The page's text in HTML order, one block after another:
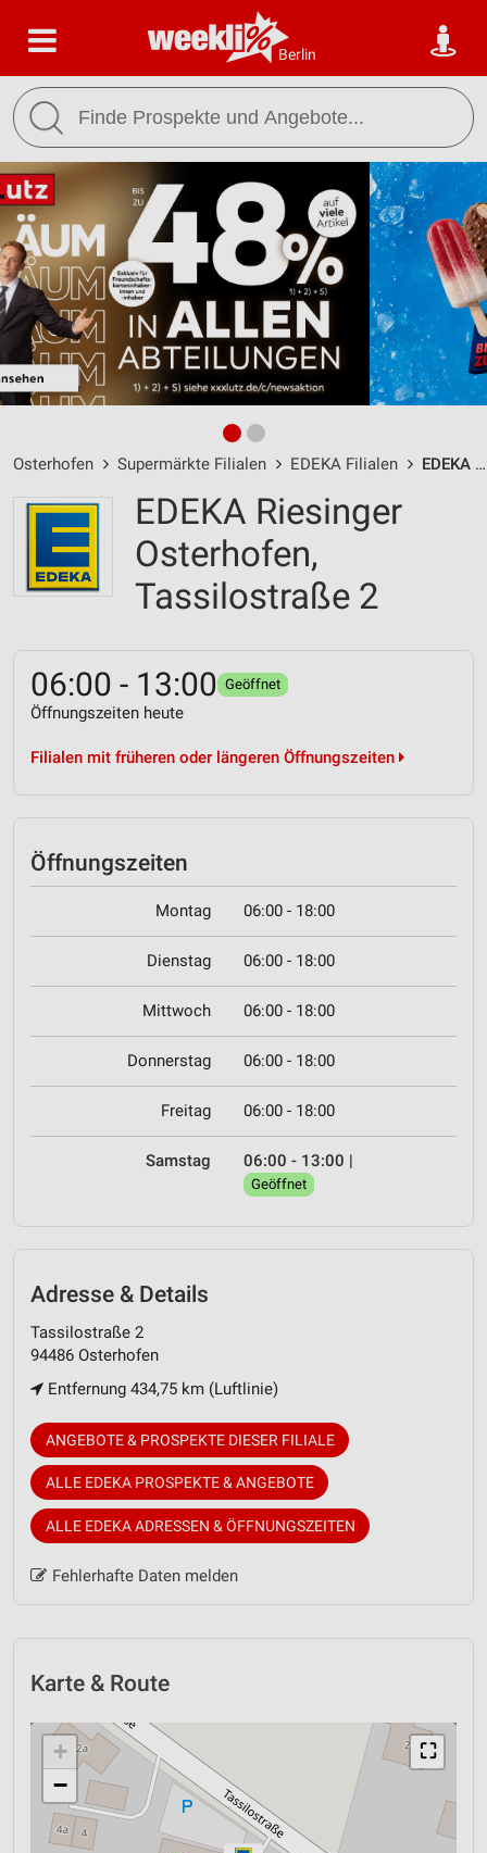
Berlin
Osterhofen Supermärkte Filialen EDEKA Filialen EDEKA Riesinger Osterhofen / Tassilostraße 2 - Öffnungszeiten & Adresse
EDEKA Riesinger
Osterhofen,
Tassilostraße 2
06:00 - 13:00 Geöffnet
Öffnungszeiten heute
Filialen mit früheren oder längeren Öffnungszeiten
Öffnungszeiten
Montag 06:00 - 18:00
Dienstag 06:00 - 18:00
Mittwoch 06:00 - 18:00
Donnerstag 06:00 - 18:00
Freitag 06:00 - 18:00
Samstag 06:00 - 13:00 |
Geöffnet
Adresse & Details
Tassilostraße 2
94486 Osterhofen
Entfernung 434,75 km (Luftlinie)
ANGEBOTE & PROSPEKTE DIESER FILIALE
ALLE EDEKA PROSPEKTE & ANGEBOTE
ALLE EDEKA ADRESSEN & ÖFFNUNGSZEITEN
Fehlerhafte Daten melden
Karte & Route
⛶
+
−